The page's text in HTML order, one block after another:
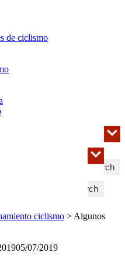
de ciclismo
Search
Search
ciclismo > Algunos
05/07/2019